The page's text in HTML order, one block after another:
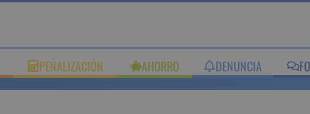
PENALIZACIÓN AHORRO DENUNCIA